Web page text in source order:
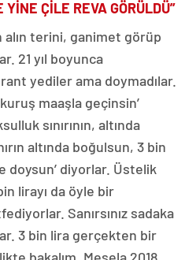
ÇİLE REVA GÖRÜLDÜ”
alın terini, ganimet görüp
21 yıl boyunca
rant yediler ama doymadılar.
maaşla geçinsin’
sınırının, altında
altında boğulsun, 3 bin
doysun’ diyorlar. Üstelik
lirayı da öyle bir
Sanırsınız sadaka
3 bin lira gerçekten bir